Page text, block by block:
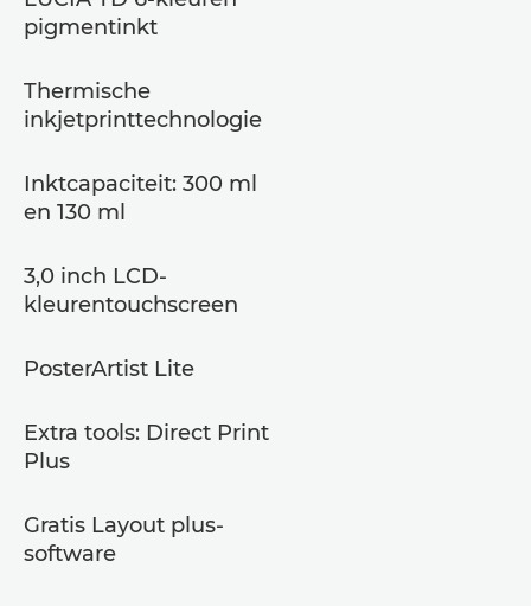
pigmentinkt
Thermische
inkjetprinttechnologie
Inktcapaciteit: 300 ml
en 130 ml
3,0 inch LCD-
kleurentouchscreen
PosterArtist Lite
Extra tools: Direct Print
Plus
Gratis Layout plus-
software